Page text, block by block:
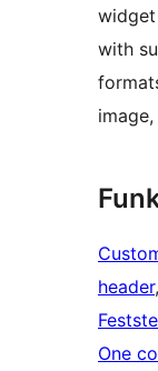
with
header,
One